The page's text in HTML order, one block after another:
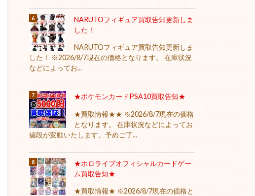
NARUTOフィギュア買取告知更新しま
した！
NARUTOフィギュア買取告知更新しま
した！ ※2026/8/7現在の価格となります。 在庫状況
などによってお...
★ポケモンカードPSA10買取告知★
★買取情報★★ ※2026/8/7現在の価格
となります。 在庫状況などによってお
値段が変動いたします。予めご了...
★ホロライブオフィシャルカードゲー
ム買取告知★
★買取情報★ ※2026/8/7現在の価格と